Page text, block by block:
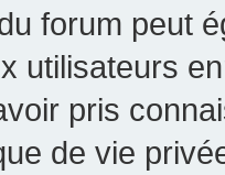
forum peut
utilisateurs
pris
de vie